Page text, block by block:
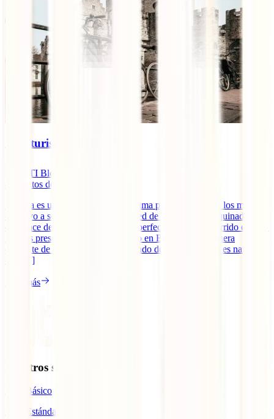
Cicloturismo en Bélgica
IATI Blog
minutos de lectura
Bélgica es un país plano, con un clima primaveral desde los meses
de mayo a septiembre y una gran red de pavimento adoquinado, lo
cual hace de este país el escenario perfecto para ser recorrido en bici.
Hoy os presentamos el cicloturismo en Bélgica, una manera
diferente de conocer el país. Partiendo de estas premisas es natural
que [...]
Leer más
Nuestros seguros
IATI Básico
IATI Estándar